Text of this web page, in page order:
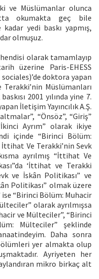
ve Müslümanlar olunca
okumakta geç bile
yedi baskı yapmış,
olmuşuz.
olarak tamamlayıp
üzerine Paris-EHESS
doktora yapan
Terakki’nin Müslümanları
2001 yılında yine 7.
İletişim Yayıncılık A.Ş.
“Önsöz”, “Giriş”
Ayrım” olarak ikiye
içinde “Birinci Bölüm:
Ve Terakki’nin Sevk
ayrılmış “İttihat Ve
‘İttihat ve Terakki
ve İskân Politikası” ve
Politikası” olmak üzere
ise “Birinci Bölüm: Muhacir
olarak ayrılmışsa
ve Mülteciler”, “Birinci
Mülteciler” şeklinde
Daha sonra
yer almakta olup
Ayriyeten her
mikro birkaç alt